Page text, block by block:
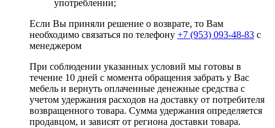
употреблении;
Если Вы приняли решение о возврате, то Вам
необходимо связаться по телефону +7 (953) 093-48-83 с
менеджером
При соблюдении указанных условий мы готовы в
течение 10 дней с момента обращения забрать у Вас
мебель и вернуть оплаченные денежные средства с
учетом удержания расходов на доставку от потребителя
возвращенного товара. Сумма удержания определяется
продавцом, и зависят от региона доставки товара.